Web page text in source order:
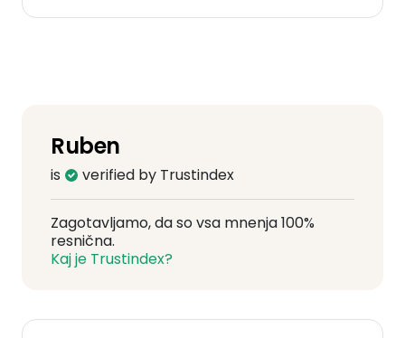
Ruben
is verified by Trustindex
Zagotavljamo, da so vsa mnenja 100%
resnična.
Kaj je Trustindex?